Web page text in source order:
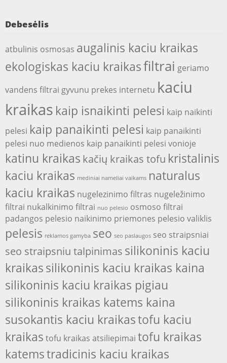
Debesėlis
atbulinis osmosas augalinis kaciu kraikas
ekologiskas kaciu kraikasfiltrai geriamo
vandens filtrai gyvunu prekes internetu kaciu
kraikas kaip isnaikinti pelesi kaip naikinti
pelesi kaip panaikinti pelesi kaip panaikinti
pelesi nuo medienos kaip panaikinti pelesi vonioje
katinu kraikas kačių kraikas tofu kristalinis
kaciu kraikas mediniai nameliai vaikams naturalus
kaciu kraikas nugelezinimo filtras nugeležinimo
filtrai nukalkinimo filtrai nuo pelesio osmoso filtrai
padangos pelesio naikinimo priemones pelesio valiklis
pelesis reklamos gamyba seo seo paslaugos seo straipsniai
seo straipsniu talpinimas silikoninis kaciu
kraikassilikoninis kaciu kraikas kaina
silikoninis kaciu kraikas pigiau
silikoninis kraikas katems kaina
susokantis kaciu kraikastofu kaciu
kraikas tofu kraikas atsiliepimai tofu kraikas
katemstradicinis kaciu kraikas